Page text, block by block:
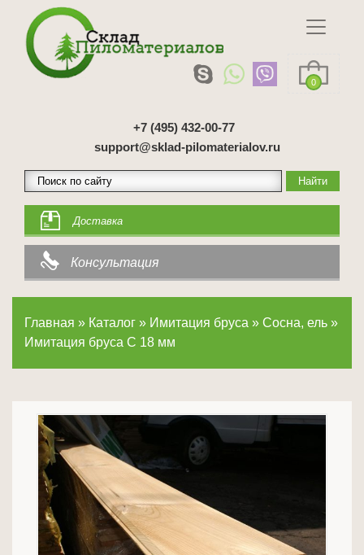
0
+7 (495) 432-00-77
support@sklad-pilomaterialov.ru
Доставка
Консультация
Главная » Каталог » Имитация бруса » Сосна, ель »
Имитация бруса C 18 мм